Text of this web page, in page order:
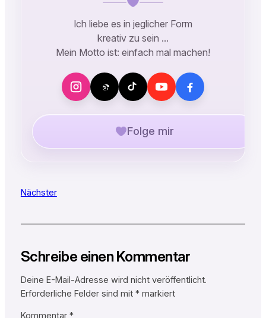
Ich liebe es in jeglicher Form
kreativ zu sein …
Mein Motto ist: einfach mal machen!
Folge mir
Nächster
Schreibe einen Kommentar
Deine E-Mail-Adresse wird nicht veröffentlicht.
Erforderliche Felder sind mit *markiert
Kommentar *